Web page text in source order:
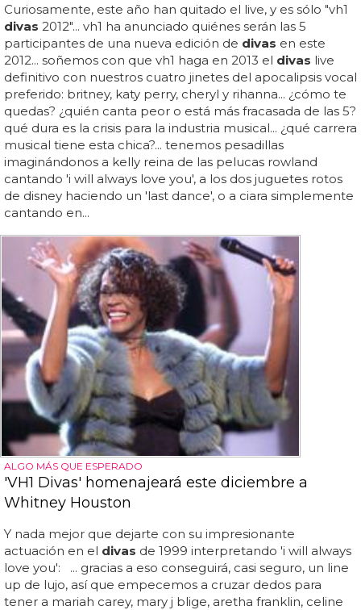
Curiosamente, este año han quitado el live, y es sólo "vh1
divas 2012"... vh1 ha anunciado quiénes serán las 5
participantes de una nueva edición de divas en este
2012... soñemos con que vh1 haga en 2013 el divas live
definitivo con nuestros cuatro jinetes del apocalipsis vocal
preferido: britney, katy perry, cheryl y rihanna... ¿cómo te
quedas? ¿quién canta peor o está más fracasada de las 5?
qué dura es la crisis para la industria musical... ¿qué carrera
musical tiene esta chica?... tenemos pesadillas
imaginándonos a kelly reina de las pelucas rowland
cantando 'i will always love you', a los dos juguetes rotos
de disney haciendo un 'last dance', o a ciara simplemente
cantando en...
ALGO MÁS QUE ESPERADO
'VH1 Divas' homenajeará este diciembre a
Whitney Houston
Y nada mejor que dejarte con su impresionante
actuación en el divas de 1999 interpretando 'i will always
love you': ... gracias a eso conseguirá, casi seguro, un line
up de lujo, así que empecemos a cruzar dedos para
tener a mariah carey, mary j blige, aretha franklin, celine